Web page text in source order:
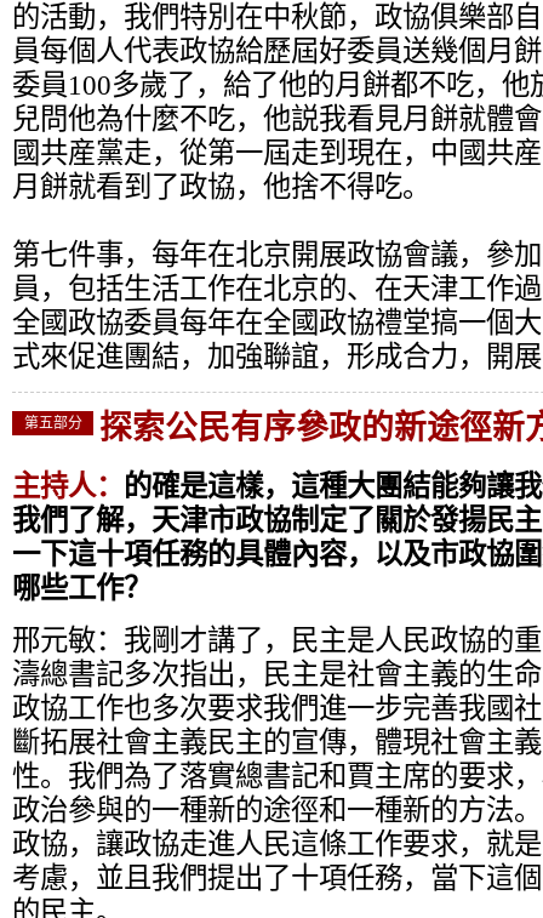
的活動，我們特別在中秋節，政協俱樂部
員每個人代表政協給歷屆好委員送幾個月
委員100多歲了，給了他的月餅都不吃，
兒問他為什麼不吃，他説我看見月餅就體
國共産黨走，從第一屆走到現在，中國共
月餅就看到了政協，他捨不得吃。
第七件事，每年在北京開展政協會議，參
員，包括生活工作在北京的、在天津工作
全國政協委員每年在全國政協禮堂搞一個
式來促進團結，加強聯誼，形成合力，開
第五部分 探索公民有序參政的新途徑新
主持人： 的確是這樣，這種大團結能夠讓
我們了解，天津市政協制定了關於發揚民
一下這十項任務的具體內容，以及市政協
哪些工作？
邢元敏： 我剛才講了，民主是人民政協的
濤總書記多次指出，民主是社會主義的生
政協工作也多次要求我們進一步完善我國
斷拓展社會主義民主的宣傳，體現社會主
性。我們為了落實總書記和賈主席的要求
政治參與的一種新的途徑和一種新的方法
政協，讓政協走進人民這條工作要求，就
考慮，並且我們提出了十項任務，當下這